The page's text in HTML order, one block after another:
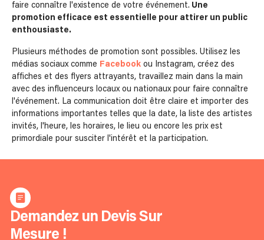
faire connaître l'existence de votre événement. Une
promotion efficace est essentielle pour attirer un public
enthousiaste.
Plusieurs méthodes de promotion sont possibles. Utilisez les
médias sociaux comme Facebook ou Instagram, créez des
affiches et des flyers attrayants, travaillez main dans la main
avec des influenceurs locaux ou nationaux pour faire connaître
l'événement. La communication doit être claire et importer des
informations importantes telles que la date, la liste des artistes
invités, l'heure, les horaires, le lieu ou encore les prix est
primordiale pour susciter l'intérêt et la participation.
Demandez un Devis Sur
Mesure !